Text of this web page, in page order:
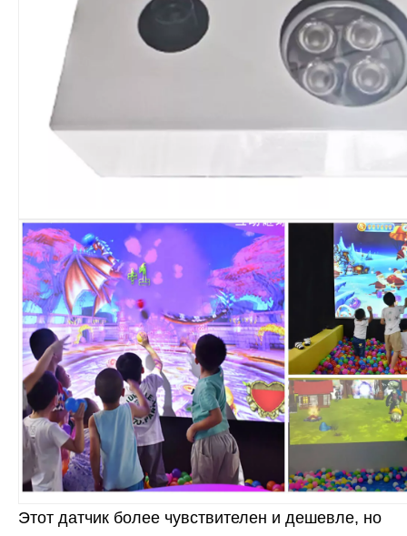
Этот датчик более чувствителен и дешевле, но